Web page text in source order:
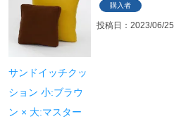
サンドイッチクッ
ション 小:ブラウ
ン × 大:マスター
購入者
投稿日 2023/06/25